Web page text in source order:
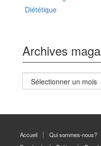
Diététique
Archives
Archives
magazine
Accueil Qui sommes-nous?